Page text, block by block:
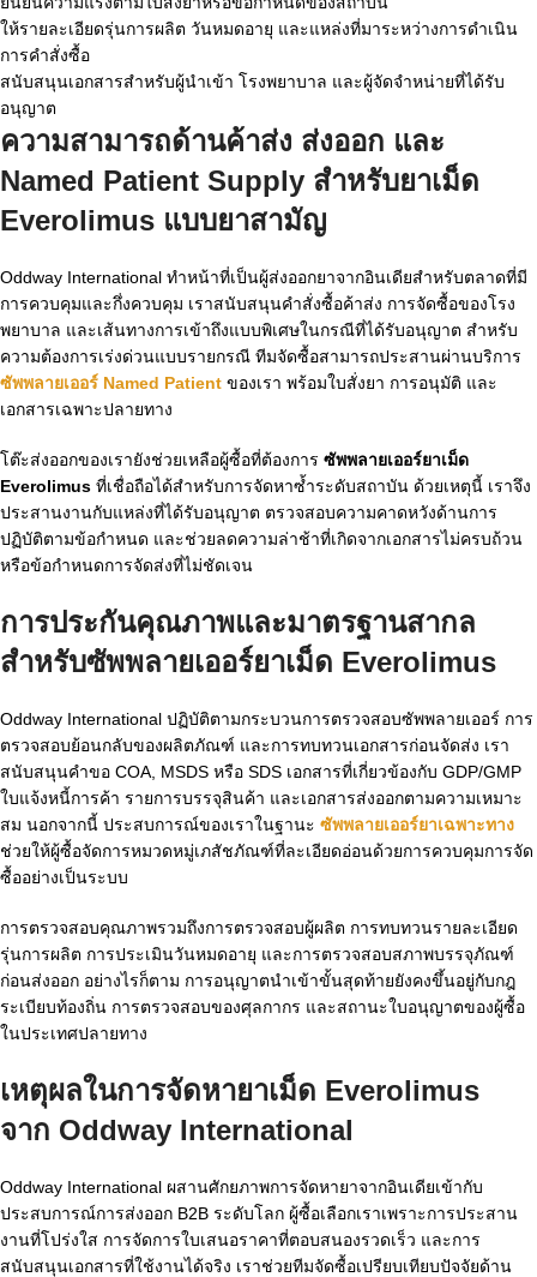
ให้รายละเอียดรุ่นการผลิต วันหมดอายุ และแหล่งที่มาระหว่างการดำเนิน
การคำสั่งซื้อ
สนับสนุนเอกสารสำหรับผู้นำเข้า โรงพยาบาล และผู้จัดจำหน่ายที่ได้รับ
อนุญาต
ความสามารถด้านค้าส่ง ส่งออก และ
Named Patient Supply สำหรับยาเม็ด
Everolimus แบบยาสามัญ
Oddway International ทำหน้าที่เป็นผู้ส่งออกยาจากอินเดียสำหรับตลาดที่มี
การควบคุมและกึ่งควบคุม เราสนับสนุนคำสั่งซื้อค้าส่ง การจัดซื้อของโรง
พยาบาล และเส้นทางการเข้าถึงแบบพิเศษในกรณีที่ได้รับอนุญาต สำหรับ
ความต้องการเร่งด่วนแบบรายกรณี ทีมจัดซื้อสามารถประสานผ่านบริการ
ซัพพลายเออร์ Named Patient ของเรา พร้อมใบสั่งยา การอนุมัติ และ
เอกสารเฉพาะปลายทาง
โต๊ะส่งออกของเรายังช่วยเหลือผู้ซื้อที่ต้องการ ซัพพลายเออร์ยาเม็ด
Everolimus ที่เชื่อถือได้สำหรับการจัดหาซ้ำระดับสถาบัน ด้วยเหตุนี้ เราจึง
ประสานงานกับแหล่งที่ได้รับอนุญาต ตรวจสอบความคาดหวังด้านการ
ปฏิบัติตามข้อกำหนด และช่วยลดความล่าช้าที่เกิดจากเอกสารไม่ครบถ้วน
หรือข้อกำหนดการจัดส่งที่ไม่ชัดเจน
การประกันคุณภาพและมาตรฐานสากล
สำหรับซัพพลายเออร์ยาเม็ด Everolimus
Oddway International ปฏิบัติตามกระบวนการตรวจสอบซัพพลายเออร์ การ
ตรวจสอบย้อนกลับของผลิตภัณฑ์ และการทบทวนเอกสารก่อนจัดส่ง เรา
สนับสนุนคำขอ COA, MSDS หรือ SDS เอกสารที่เกี่ยวข้องกับ GDP/GMP
ใบแจ้งหนี้การค้า รายการบรรจุสินค้า และเอกสารส่งออกตามความเหมาะ
สม นอกจากนี้ ประสบการณ์ของเราในฐานะ ซัพพลายเออร์ยาเฉพาะทาง
ช่วยให้ผู้ซื้อจัดการหมวดหมู่เภสัชภัณฑ์ที่ละเอียดอ่อนด้วยการควบคุมการจัด
ซื้ออย่างเป็นระบบ
การตรวจสอบคุณภาพรวมถึงการตรวจสอบผู้ผลิต การทบทวนรายละเอียด
รุ่นการผลิต การประเมินวันหมดอายุ และการตรวจสอบสภาพบรรจุภัณฑ์
ก่อนส่งออก อย่างไรก็ตาม การอนุญาตนำเข้าขั้นสุดท้ายยังคงขึ้นอยู่กับกฎ
ระเบียบท้องถิ่น การตรวจสอบของศุลกากร และสถานะใบอนุญาตของผู้ซื้อ
ในประเทศปลายทาง
เหตุผลในการจัดหายาเม็ด Everolimus
จาก Oddway International
Oddway International ผสานศักยภาพการจัดหายาจากอินเดียเข้ากับ
ประสบการณ์การส่งออก B2B ระดับโลก ผู้ซื้อเลือกเราเพราะการประสาน
งานที่โปร่งใส การจัดการใบเสนอราคาที่ตอบสนองรวดเร็ว และการ
สนับสนุนเอกสารที่ใช้งานได้จริง เราช่วยทีมจัดซื้อเปรียบเทียบปัจจัยด้าน